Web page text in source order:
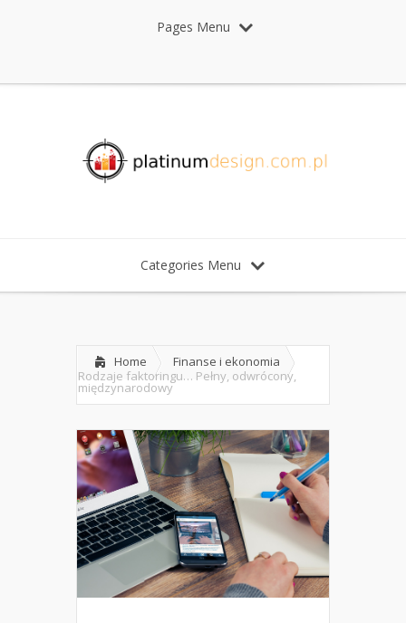
Pages Menu
Categories Menu
Home
Finanse i ekonomia
Rodzaje faktoringu… Pełny, odwrócony,
międzynarodowy